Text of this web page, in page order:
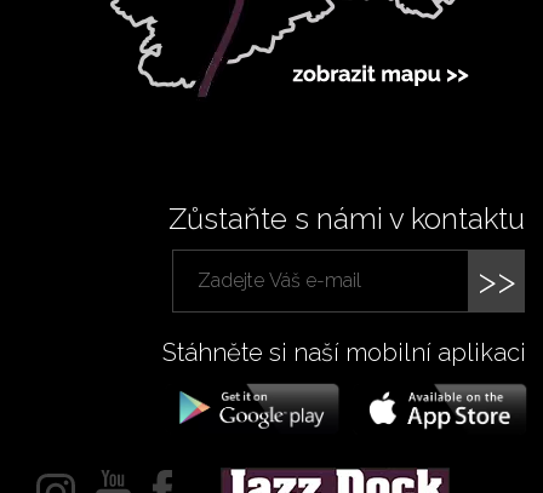
Zůstaňte s námi v kontaktu
>>
Stáhněte si naší mobilní aplikaci